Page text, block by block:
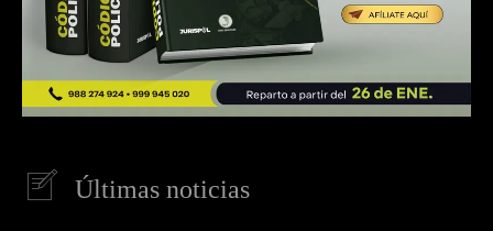
Últimas noticias